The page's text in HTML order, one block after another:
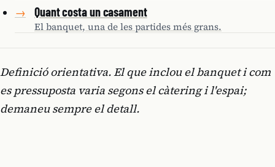
→ Quant costa un casament
El banquet, una de les partides més grans.
Definició orientativa. El que inclou el banquet i com
es pressuposta varia segons el càtering i l'espai;
demaneu sempre el detall.